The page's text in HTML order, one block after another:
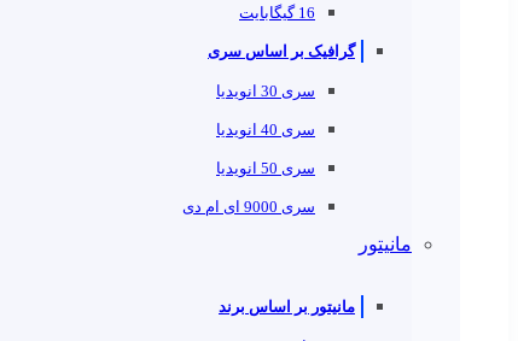
16 گیگابایت
گرافیک بر اساس سری
سری 30 انویدیا
سری 40 انویدیا
سری 50 انویدیا
سری 9000 ای ام دی
مانیتور
مانیتور بر اساس برند